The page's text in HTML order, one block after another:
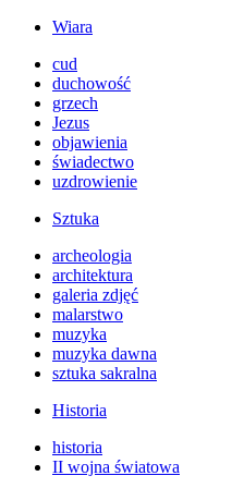
Wiara
cud
duchowość
grzech
Jezus
objawienia
świadectwo
uzdrowienie
Sztuka
archeologia
architektura
galeria zdjęć
malarstwo
muzyka
muzyka dawna
sztuka sakralna
Historia
historia
II wojna światowa